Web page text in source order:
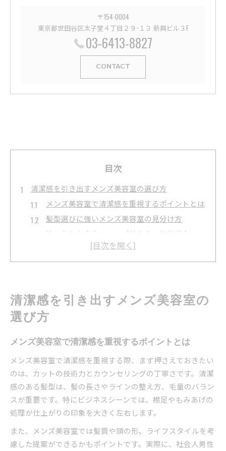
〒154-0004
東京都世田谷区太子堂４丁目２９−１３ 新興ビル３F
03-6413-8827
CONTACT
目次
清潔感を引き出すメンズ美容室の選び方
メンズ美容室で清潔感を重視するポイントとは
髪型選びに強いメンズ美容室の見分け方
第一印象を変えるメンズ美容室の特徴紹介
再現性が高いメンズ美容室の選択基準
髪型で清潔感を演出するコツを解説
ビジネスに最適なメンズ美容室おすすめの髪型
働く男性が通うべきメンズ美容室の特徴とは
清潔感と扱いやすさを両立する髪型の選び方
メンズ美容室での髪型相談の進め方まとめ
セットが簡単な髪型を提案する美容室の探し方
西太子堂駅周辺で理想のスタイルを実現
西太子堂駅近くのメンズ美容室選びのコツ
駅周辺で叶う理想の髪型と美容室選び解説
通いやすいメンズ美容室で髪型の悩み解決
理想を叶えるための美容室比較ポイント
メンズ美容室でスタイルチェンジを成功させる
清潔感を引き出すメンズ美容室の
選び方
メンズ美容室で清潔感を重視するポイントとは
メンズ美容室で清潔感を重視する際、まず押さえておきたい
のは、カットの技術力とカウンセリングの丁寧さです。清潔
感のある髪型は、髪の長さやラインの整え方、毛量のバラン
スが重要です。特にビジネスシーンでは、襟足やもみあげの
処理が仕上がりの印象を大きく左右します。
また、メンズ美容室では髪質や頭の形、ライフスタイルを考
慮した提案ができるかもポイントです。実際に、社会人男性